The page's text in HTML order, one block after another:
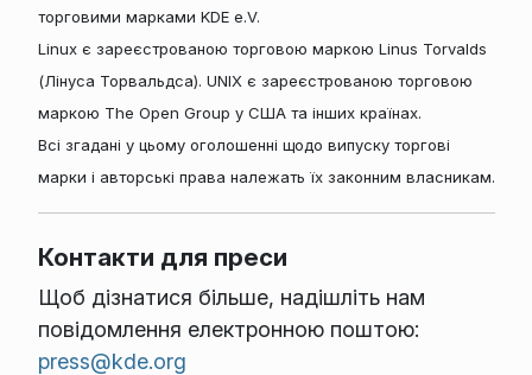
торговими марками KDE e.V.
Linux є зареєстрованою торговою маркою Linus Torvalds
(Лінуса Торвальдса). UNIX є зареєстрованою торговою
маркою The Open Group у США та інших країнах.
Всі згадані у цьому оголошенні щодо випуску торгові
марки і авторські права належать їх законним власникам.
Контакти для преси
Щоб дізнатися більше, надішліть нам
повідомлення електронною поштою:
press@kde.org